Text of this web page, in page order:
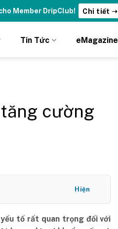
Member DripClub! Chi tiết ➝
Tin Tức eMagazine
cường
Hiện
tố rất quan trọng đối với